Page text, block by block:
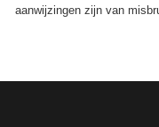
aanwijzingen zijn van